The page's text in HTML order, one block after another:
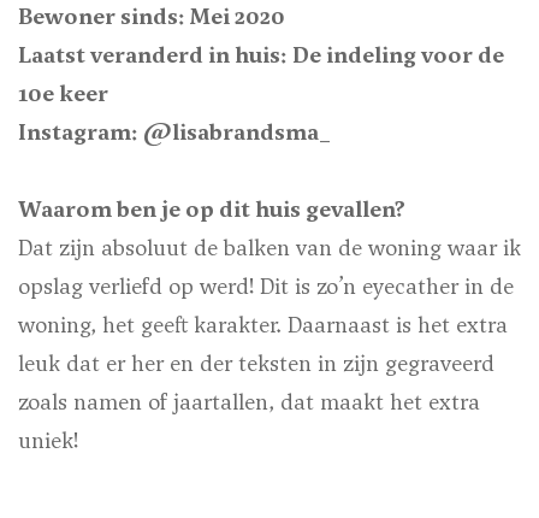
Bewoner sinds: Mei 2020
Laatst veranderd in huis: De indeling voor de
10e keer
Instagram: @lisabrandsma_
Waarom ben je op dit huis gevallen?
Dat zijn absoluut de balken van de woning waar ik
opslag verliefd op werd! Dit is zo’n eyecather in de
woning, het geeft karakter. Daarnaast is het extra
leuk dat er her en der teksten in zijn gegraveerd
zoals namen of jaartallen, dat maakt het extra
uniek!